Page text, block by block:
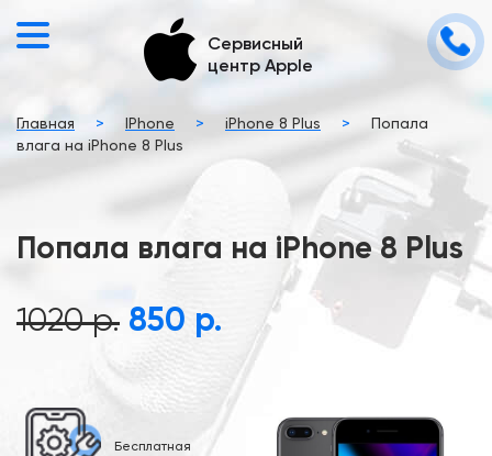
Сервисный
центр Apple
Главная > IPhone > iPhone 8 Plus >
Попала
влага на iPhone 8 Plus
Попала влага на iPhone 8 Plus
1020 р. 850 р.
Бесплатная